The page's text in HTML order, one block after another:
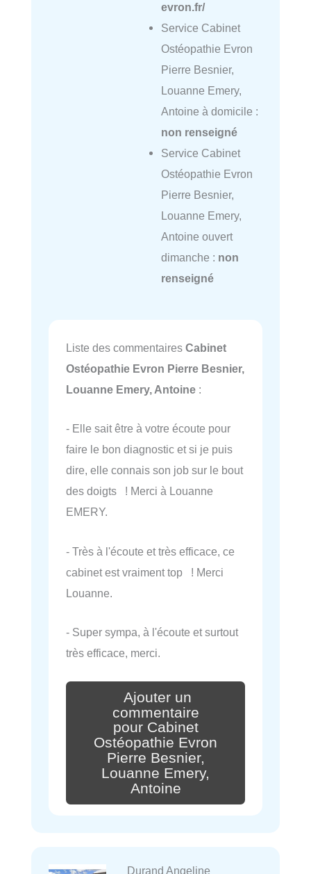
evron.fr/
Service Cabinet
Ostéopathie Evron
Pierre Besnier,
Louanne Emery,
Antoine à domicile :
non renseigné
Service Cabinet
Ostéopathie Evron
Pierre Besnier,
Louanne Emery,
Antoine ouvert
dimanche : non
renseigné
Liste des commentaires Cabinet
Ostéopathie Evron Pierre Besnier,
Louanne Emery, Antoine :
- Elle sait être à votre écoute pour
faire le bon diagnostic et si je puis
dire, elle connais son job sur le bout
des doigts ! Merci à Louanne
EMERY.
- Très à l'écoute et très efficace, ce
cabinet est vraiment top ! Merci
Louanne.
- Super sympa, à l'écoute et surtout
très efficace, merci.
Ajouter un
commentaire
pour Cabinet
Ostéopathie Evron
Pierre Besnier,
Louanne Emery,
Antoine
Durand Angeline